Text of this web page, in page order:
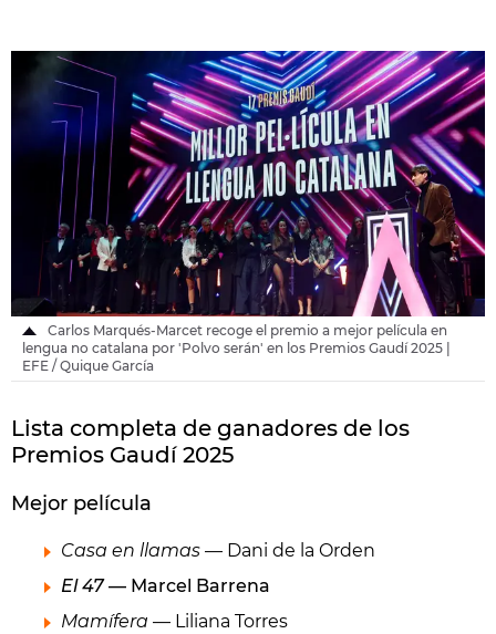
Carlos Marqués-Marcet recoge el premio a mejor película en
lengua no catalana por 'Polvo serán' en los Premios Gaudí 2025 |
EFE / Quique García
Lista completa de ganadores de los
Premios Gaudí 2025
Mejor película
Casa en llamas — Dani de la Orden
El 47— Marcel Barrena
Mamífera — Liliana Torres